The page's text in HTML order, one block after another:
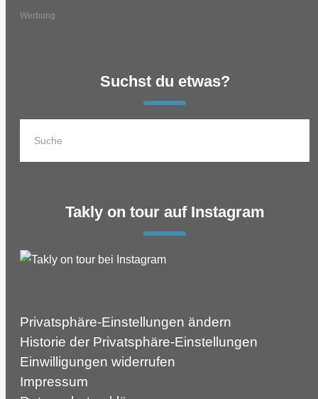
Werbung
Suchst du etwas?
Takly on tour auf Instagram
Privatsphäre-Einstellungen ändern
Historie der Privatsphäre-Einstellungen
Einwilligungen widerrufen
Impressum